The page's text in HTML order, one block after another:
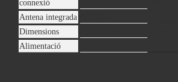
connexió
Antena integrada
Dimensions
Alimentació